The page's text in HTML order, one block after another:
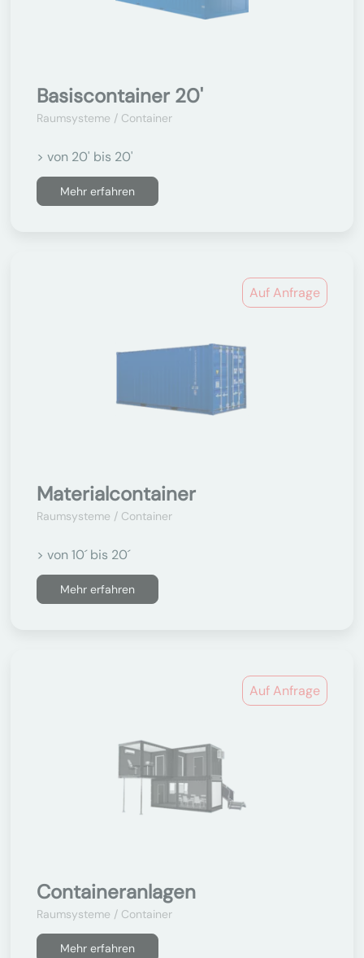
Basiscontainer 20'
Raumsysteme / Container
> von 20' bis 20'
Mehr erfahren
Auf Anfrage
Materialcontainer
Raumsysteme / Container
> von 10´ bis 20´
Mehr erfahren
Auf Anfrage
Containeranlagen
Raumsysteme / Container
Mehr erfahren